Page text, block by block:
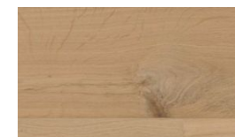
van
afbeeldingen-